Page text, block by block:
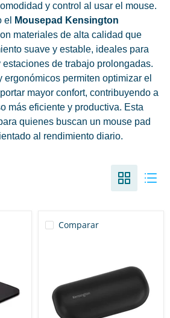
y control al usar el mouse.
el
Mousepad Kensington
materiales de alta calidad que
suave y estable, ideales para
de trabajo prolongadas.
ergonómicos permiten optimizar el
mayor confort, contribuyendo a
más eficiente y productiva. Esta
quienes buscan un mouse pad
al rendimiento diario.
Comparar